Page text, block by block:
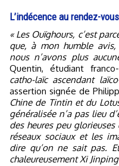
L’indécence au rendez-vous
« Les Ouïghours, c’est
que, à mon humble
nous n’avons plus
Quentin, étudiant
catho-laïc ascendant
assertion signée de
Chine de Tintin et du
généralisée n’a pas lieu
des heures peu
réseaux sociaux et les
dire qu’on ne sait pas.
chaleureusement Xi